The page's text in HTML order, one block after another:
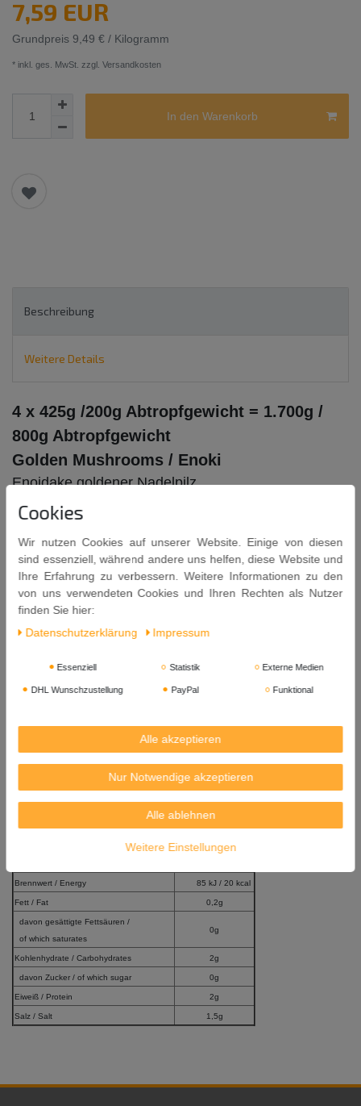
7,59 EUR
Grundpreis 9,49 € / Kilogramm
* inkl. ges. MwSt. zzgl. Versandkosten
In den Warenkorb
Beschreibung
Weitere Details
4 x 425g /200g Abtropfgewicht = 1.700g /
800g Abtropfgewicht
Golden Mushrooms / Enoki
Enoidake goldener Nadelpilz
Gemeine Samtfußrübling (Flammulina velutipes)
Auch unter den Namen Enoki, Enokidake und Goldener Nadelpilz
bekannt.
Zutaten: Wasser, Gemeine Samtfußrübling
(Flammulina
velutipes), Salz, Säureregulator: E330 (Zitronensäure),
Abtropfgewicht
Herkunft: China
Importeur: ASIA EXPRESS FOOD, Kilbystraat 1, 8263 CJ Kampen
Durchschnittliche Nährwertangaben pro 100g
Brennwert / Energy 85 kJ / 20 kcal
Fett / Fat 0,2g
davon gesättigte Fettsäuren /
of which saturates
0g
Kohlenhydrate / Carbohydrates 2g
davon Zucker / of which sugar 0g
Eiweiß / Protein 2g
Salz / Salt 1,5g
Cookies
Wir nutzen Cookies auf unserer Website. Einige von diesen
sind essenziell, während andere uns helfen, diese Website und
Ihre Erfahrung zu verbessern. Weitere Informationen zu den
von uns verwendeten Cookies und Ihren Rechten als Nutzer
finden Sie hier:
Daten­schutz­erklärung
Impressum
Essenziell Statistik Externe Medien
DHL Wunschzustellung PayPal Funktional
Alle akzeptieren
Nur Notwendige akzeptieren
Alle ablehnen
Weitere Einstellungen